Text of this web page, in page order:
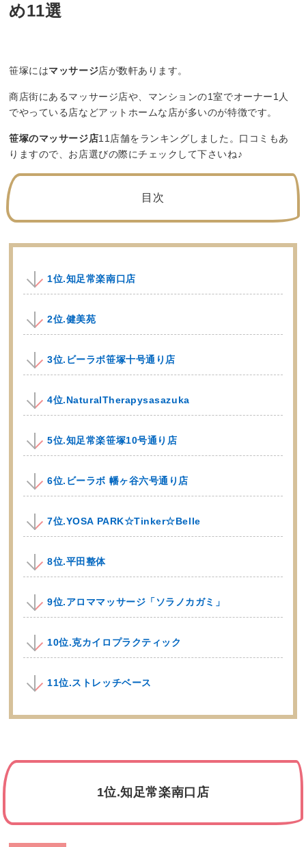
め11選
笹塚にはマッサージ店が数軒あります。
商店街にあるマッサージ店や、マンションの1室でオーナー1人
でやっている店などアットホームな店が多いのが特徴です。
笹塚のマッサージ店11店舗をランキングしました。口コミもあ
りますので、お店選びの際にチェックして下さいね♪
目次
1位.知足常楽南口店
2位.健美苑
3位.ビーラボ笹塚十号通り店
4位.NaturalTherapysasazuka
5位.知足常楽笹塚10号通り店
6位.ビーラボ 幡ヶ谷六号通り店
7位.YOSA PARK☆Tinker☆Belle
8位.平田整体
9位.アロママッサージ「ソラノカガミ」
10位.克カイロプラクティック
11位.ストレッチベース
1位.知足常楽南口店